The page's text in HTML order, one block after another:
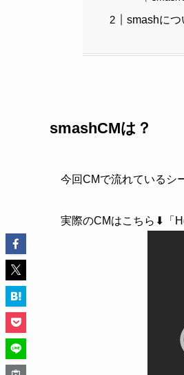
smashにつ
smashCMは？
今回CMで流れているシ
実際のCMはこちら⬇「